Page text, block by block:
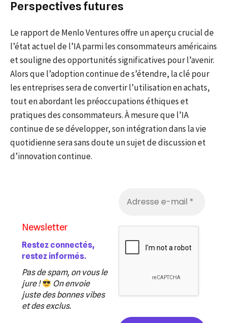
Perspectives futures
Le rapport de Menlo Ventures offre un aperçu crucial de
l’état actuel de l’IA parmi les consommateurs américains
et souligne des opportunités significatives pour l’avenir.
Alors que l’adoption continue de s’étendre, la clé pour
les entreprises sera de convertir l’utilisation en achats,
tout en abordant les préoccupations éthiques et
pratiques des consommateurs. À mesure que l’IA
continue de se développer, son intégration dans la vie
quotidienne sera sans doute un sujet de discussion et
d’innovation continue.
Newsletter
Restez connectés,
restez informés.
Pas de spam, on vous le
jure !
On envoie
juste des bonnes vibes
et des exclus.